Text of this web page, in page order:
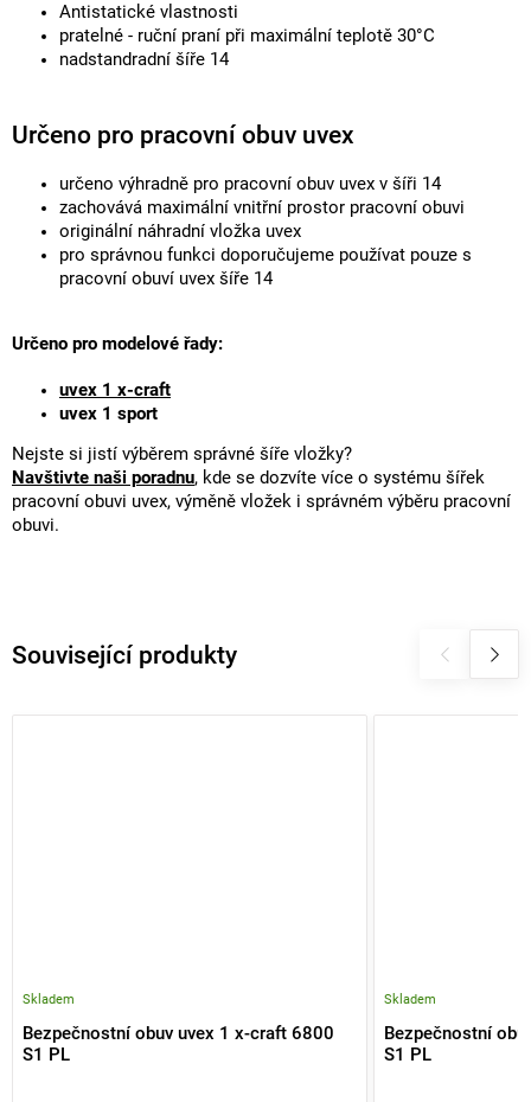
Související produkty
Bezpečnostní obuv uvex 1 x-craft 6800
S1 PL
Skladem
Bezpečnostní
S1 PL
Skladem
Antistatické vlastnosti
pratelné - ruční praní při maximální teplotě 30°C
nadstandradní šíře 14
Určeno pro pracovní obuv uvex
určeno výhradně pro pracovní obuv uvex v šíři 14
zachovává maximální vnitřní prostor pracovní obuvi
originální náhradní vložka uvex
pro správnou funkci doporučujeme používat pouze s
pracovní obuví uvex šíře 14
Určeno pro modelové řady:
uvex 1 x-craft
uvex 1 sport
Nejste si jistí výběrem správné šíře vložky?
Navštivte naši poradnu, kde se dozvíte více o systému šířek
pracovní obuvi uvex, výměně vložek i správném výběru pracovní
obuvi.